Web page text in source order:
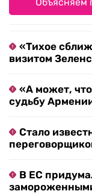
«Тихое
визитом
«А может,
судьбу
Стало
В ЕС